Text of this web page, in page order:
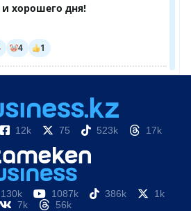
12k 75 523k 17k
130k 1087k 386k
1k
7k
56k